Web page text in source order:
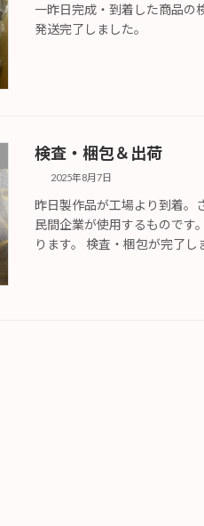
一昨日完成・到着した商品の
発送完了しました。
検査・梱包＆出荷
2025年8月7日
昨日製作品が工場より到着。
民間企業が使用するものです
ります。 検査・梱包が完了し